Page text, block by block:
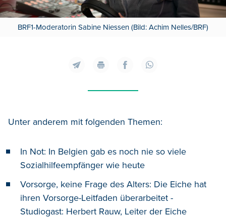
BRF1-Moderatorin Sabine Niessen (Bild: Achim Nelles/BRF)
Unter anderem mit folgenden Themen:
In Not: In Belgien gab es noch nie so viele
Sozialhilfeempfänger wie heute
Vorsorge, keine Frage des Alters: Die Eiche hat
ihren Vorsorge-Leitfaden überarbeitet -
Studiogast: Herbert Rauw, Leiter der Eiche